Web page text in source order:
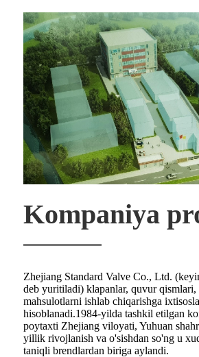
Kompaniya
Zhejiang Standard Valve Co., Ltd.
deb yuritiladi) klapanlar, quvur
mahsulotlarni ishlab chiqarishga
hisoblanadi.1984-yilda tashkil etilgan
poytaxti Zhejiang viloyati, Yuhuan
yillik rivojlanish va o'sishdan so'ng u
taniqli brendlardan biriga aylandi.